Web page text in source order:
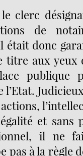
clerc
de
était donc
titre aux yeux
publique
l’Etat.
et sans
il ne
pas à la règle